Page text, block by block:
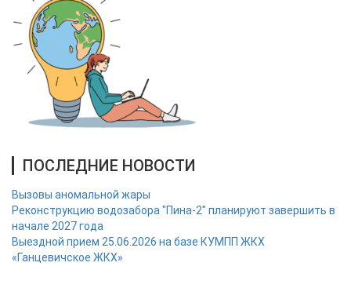
ПОСЛЕДНИЕ НОВОСТИ
Вызовы аномальной жары
Реконструкцию водозабора "Пина-2" планируют завершить в
начале 2027 года
Выездной прием 25.06.2026 на базе КУМПП ЖКХ
«Ганцевичское ЖКХ»